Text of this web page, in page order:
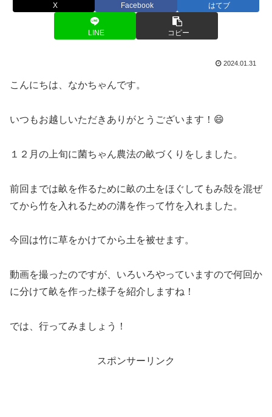
X Facebook はてブ
LINE コピー
2024.01.31
こんにちは、なかちゃんです。
いつもお越しいただきありがとうございます！😄
１２月の上旬に菌ちゃん農法の畝づくりをしました。
前回までは畝を作るために畝の土をほぐしてもみ殻を混ぜ
てから竹を入れるための溝を作って竹を入れました。
今回は竹に草をかけてから土を被せます。
動画を撮ったのですが、いろいろやっていますので何回か
に分けて畝を作った様子を紹介しますね！
では、行ってみましょう！
スポンサーリンク